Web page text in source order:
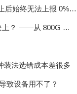
新国标充电宝电量计踩坑：放电截止后始终无法上报 0% 电量完整排查
光口 PHY 在端口上，还是在光模块上？ ——从 800G 架构讲起
装法选错成本差很多
致设备用不了？